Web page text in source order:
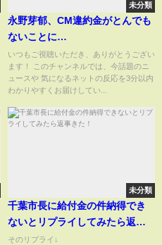
未分類
永野芽郁、CM違約金がとんでも
ないことに…
いつもご視聴いただき、ありがとうござい
ます！ このチャンネルでは、今話題のニ
ュースや 気になるネットの反応を3分以内
わかりやすくお届けしてい...
未分類
千葉市長に給付金の件納得でき
ないとリプライしてみたら返事
きた！
そのリプライ↓